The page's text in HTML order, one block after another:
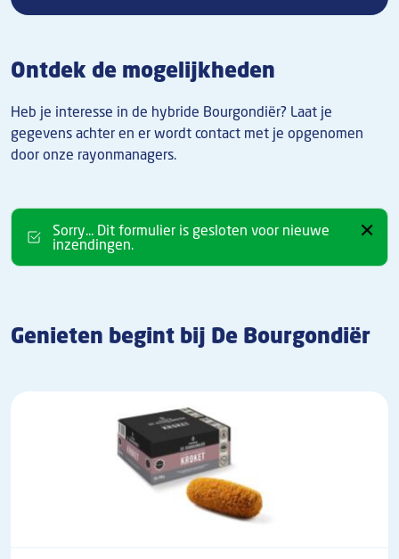
Ontdek de mogelijkheden
Heb je interesse in de hybride Bourgondiër? Laat je
gegevens achter en er wordt contact met je opgenomen
door onze rayonmanagers.
Sorry... Dit formulier is gesloten voor nieuwe
inzendingen.
Genieten begint bij De Bourgondiër